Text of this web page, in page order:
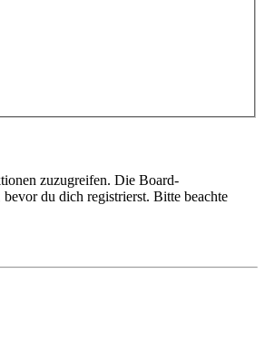
zuzugreifen. Die Board-
du dich registrierst. Bitte beachte